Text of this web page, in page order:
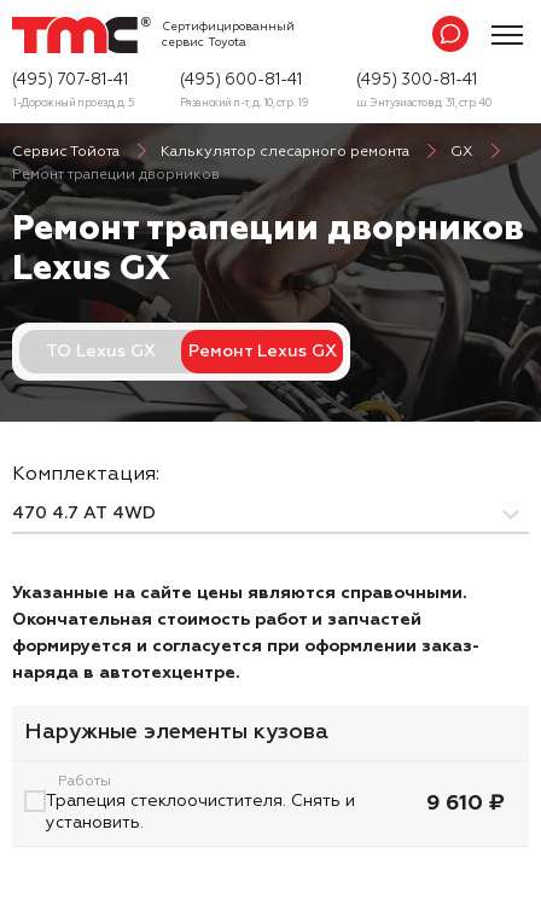
Сертифицированный
сервис Toyota
(495) 707-81-41
1-Дорожный проезд, д. 5
(495) 600-81-41
Рязанский п-т, д. 10, стр. 19
(495) 300-81-41
ш. Энтузиастов д. 31, стр. 40
Сервис Тойота Калькулятор слесарного ремонта
GX
Ремонт трапеции дворников
Ремонт трапеции дворников
Lexus GX
ТО Lexus GX Ремонт Lexus GX
Комплектация:
Указанные на сайте цены являются справочными.
Окончательная стоимость работ и запчастей
формируется и согласуется при оформлении заказ-
наряда в автотехцентре.
Наружные элементы кузова
Работы
Трапеция стеклоочистителя. Снять и
установить.
9 610 ₽